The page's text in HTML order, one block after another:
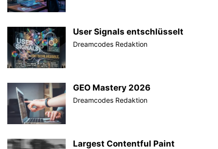
User Signals entschlüsselt
Dreamcodes Redaktion
GEO Mastery 2026
Dreamcodes Redaktion
Largest Contentful Paint